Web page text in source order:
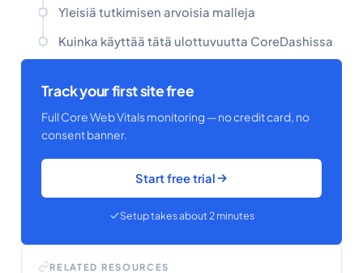
Yleisiä tutkimisen arvoisia malleja
Kuinka käyttää tätä ulottuvuutta CoreDashissa
Track your first site free
Full Core Web Vitals monitoring — no credit card, no
consent banner.
Start free trial
Setup takes about 2 minutes
RELATED RESOURCES